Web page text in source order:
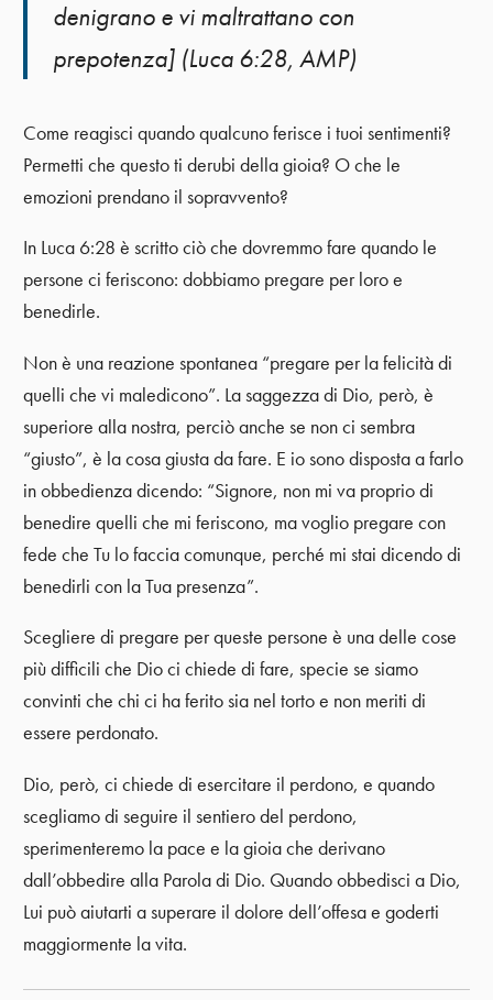
denigrano e vi maltrattano con
prepotenza] (Luca 6:28, AMP)
Come reagisci quando qualcuno ferisce i tuoi sentimenti?
Permetti che questo ti derubi della gioia? O che le
emozioni prendano il sopravvento?
In Luca 6:28 è scritto ciò che dovremmo fare quando le
persone ci feriscono: dobbiamo pregare per loro e
benedirle.
Non è una reazione spontanea “pregare per la felicità di
quelli che vi maledicono”. La saggezza di Dio, però, è
superiore alla nostra, perciò anche se non ci sembra
“giusto”, è la cosa giusta da fare. E io sono disposta a farlo
in obbedienza dicendo: “Signore, non mi va proprio di
benedire quelli che mi feriscono, ma voglio pregare con
fede che Tu lo faccia comunque, perché mi stai dicendo di
benedirli con la Tua presenza”.
Scegliere di pregare per queste persone è una delle cose
più difficili che Dio ci chiede di fare, specie se siamo
convinti che chi ci ha ferito sia nel torto e non meriti di
essere perdonato.
Dio, però, ci chiede di esercitare il perdono, e quando
scegliamo di seguire il sentiero del perdono,
sperimenteremo la pace e la gioia che derivano
dall’obbedire alla Parola di Dio. Quando obbedisci a Dio,
Lui può aiutarti a superare il dolore dell’offesa e goderti
maggiormente la vita.